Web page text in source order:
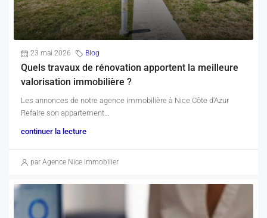
23 mai 2026 Blog
Quels travaux de rénovation apportent la meilleure
valorisation immobilière ?
Les annonces de notre agence immobilière à Nice Côte d'Azur ​
Refaire son appartement...
continuer la lecture
par Agence Nice Immobilier